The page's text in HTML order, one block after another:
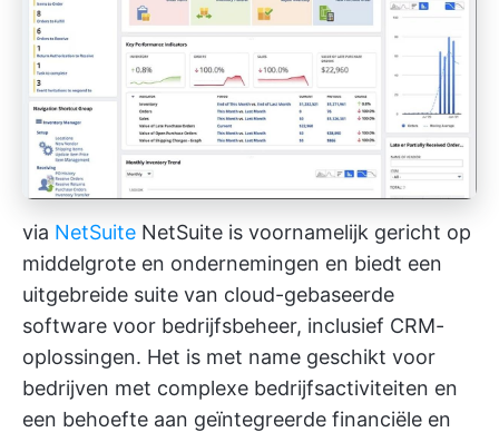
via NetSuite NetSuite is voornamelijk gericht op
middelgrote en ondernemingen en biedt een
uitgebreide suite van cloud-gebaseerde
software voor bedrijfsbeheer, inclusief CRM-
oplossingen. Het is met name geschikt voor
bedrijven met complexe bedrijfsactiviteiten en
een behoefte aan geïntegreerde financiële en